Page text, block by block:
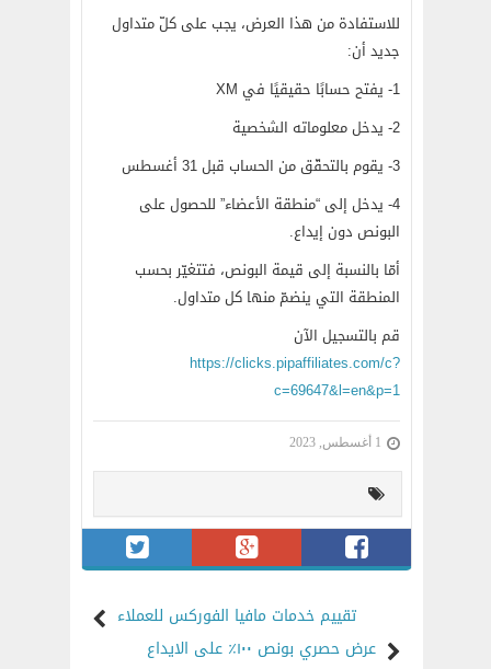
للاستفادة من هذا العرض، يجب على كلّ متداول
جديد أن:
1- يفتح حسابًا حقيقيًا في XM
2- يدخل معلوماته الشخصية
3- يقوم بالتحقّق من الحساب قبل 31 أغسطس
4- يدخل إلى “منطقة الأعضاء” للحصول على
البونص دون إيداع.
أمّا بالنسبة إلى قيمة البونص، فتتغيّر بحسب
المنطقة التي ينضمّ منها كل متداول.
قم بالتسجيل الآن
https://clicks.pipaffiliates.com/c?
c=69647&l=en&p=1
1 أغسطس, 2023
تقييم خدمات مافيا الفوركس للعملاء
عرض حصري بونص ١٠٠٪ على الايداع